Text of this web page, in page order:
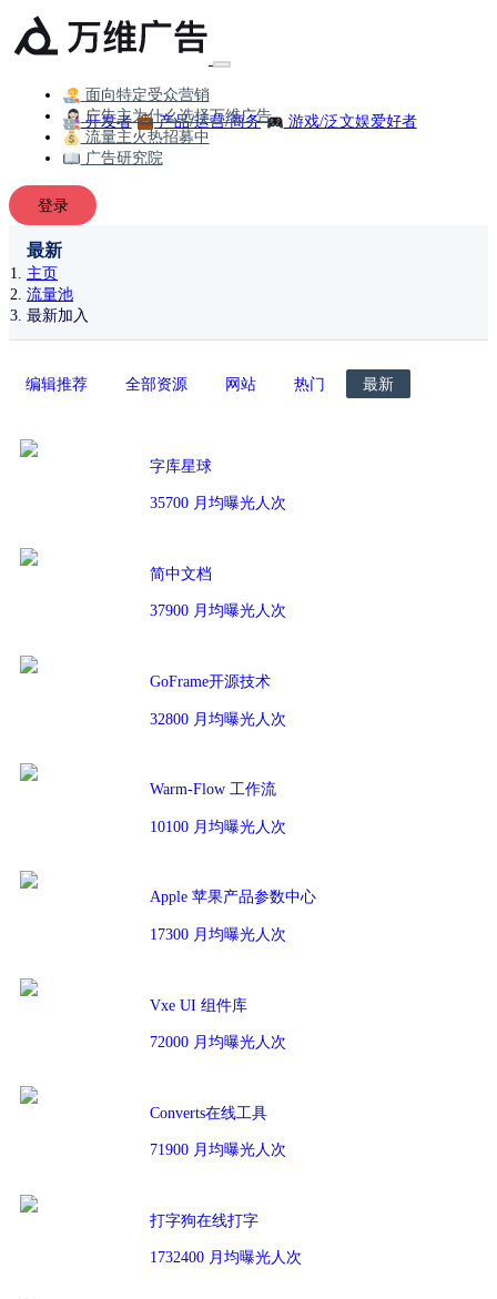
面向特定受众营销
开发者
产品/运营/商务 游戏/泛文娱爱好者
广告主为什么选择万维广告
流量主火热招募中
广告研究院
登录
最新
主页
流量池
最新加入
编辑推荐 全部资源 网站 热门 最新
字库星球
35700 月均曝光人次
简中文档
37900 月均曝光人次
GoFrame开源技术
32800 月均曝光人次
Warm-Flow 工作流
10100 月均曝光人次
Apple 苹果产品参数中心
17300 月均曝光人次
Vxe UI 组件库
72000 月均曝光人次
Converts在线工具
71900 月均曝光人次
打字狗在线打字
1732400 月均曝光人次